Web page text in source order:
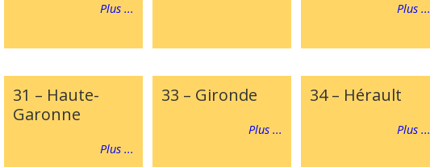
Plus ... Plus ...
31 – Haute-
Garonne
Plus ...
33 – Gironde
Plus ...
34 – Hérault
Plus ...